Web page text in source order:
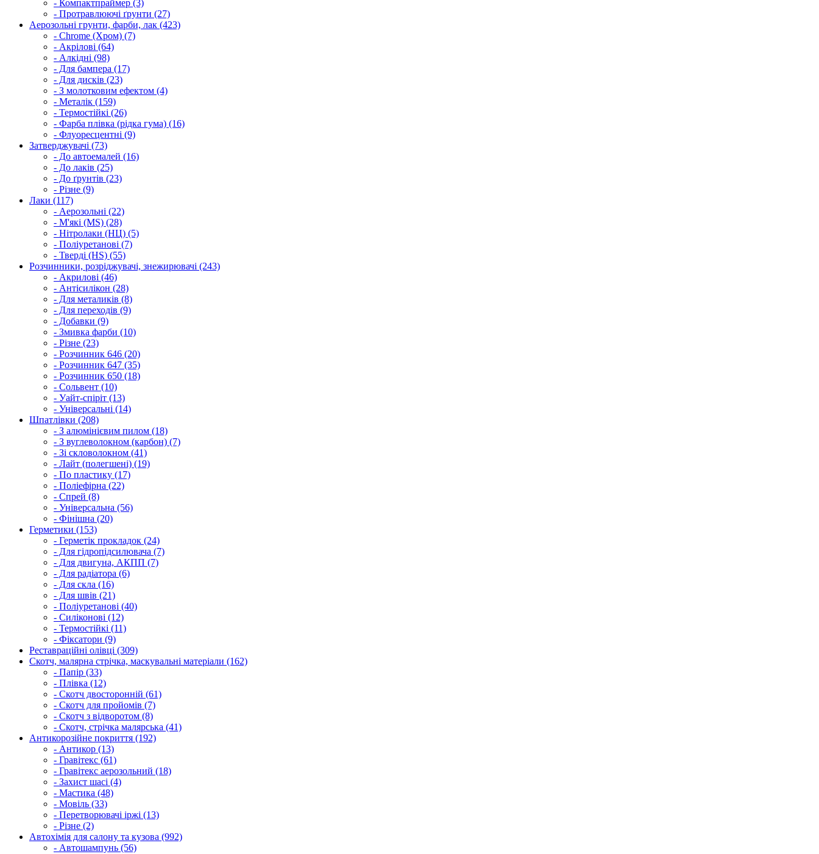
- Компактпраймер (3)
- Протравлюючі ґрунти (27)
Аерозольні грунти, фарби, лак (423)
- Chrome (Хром) (7)
- Акрілові (64)
- Алкідні (98)
- Для бампера (17)
- Для дисків (23)
- З молотковим ефектом (4)
- Металік (159)
- Термостійкі (26)
- Фарба плівка (рідка гума) (16)
- Флуоресцентні (9)
Затверджувачі (73)
- До автоемалей (16)
- До лаків (25)
- До ґрунтів (23)
- Різне (9)
Лаки (117)
- Аерозольні (22)
- М'які (MS) (28)
- Нітролаки (НЦ) (5)
- Поліуретанові (7)
- Тверді (HS) (55)
Розчинники, розріджувачі, знежирювачі (243)
- Акрилові (46)
- Антісилікон (28)
- Для металиків (8)
- Для переходів (9)
- Добавки (9)
- Змивка фарби (10)
- Різне (23)
- Розчинник 646 (20)
- Розчинник 647 (35)
- Розчинник 650 (18)
- Сольвент (10)
- Уайт-спіріт (13)
- Універсальні (14)
Шпатлівки (208)
- З алюмінієвим пилом (18)
- З вуглеволокном (карбон) (7)
- Зі скловолокном (41)
- Лайт (полегшені) (19)
- По пластику (17)
- Поліефірна (22)
- Спрей (8)
- Універсальна (56)
- Фінішна (20)
Герметики (153)
- Герметік прокладок (24)
- Для гідропідсилювача (7)
- Для двигуна, АКПП (7)
- Для радіатора (6)
- Для скла (16)
- Для швів (21)
- Поліуретанові (40)
- Силіконові (12)
- Термостійкі (11)
- Фіксатори (9)
Реставраційні олівці (309)
Скотч, малярна стрічка, маскувальні матеріали (162)
- Папір (33)
- Плівка (12)
- Скотч двосторонній (61)
- Скотч для пройомів (7)
- Скотч з відворотом (8)
- Скотч, стрічка малярська (41)
Антикорозійне покриття (192)
- Антикор (13)
- Гравітекс (61)
- Гравітекс аерозольний (18)
- Захист шасі (4)
- Мастика (48)
- Мовіль (33)
- Перетворювачі іржі (13)
- Різне (2)
Автохімія для салону та кузова (992)
- Автошампунь (56)